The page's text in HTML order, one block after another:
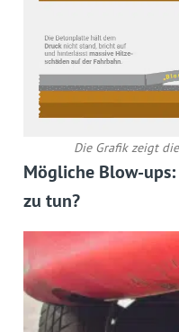
Die Grafik zeigt
Mögliche Blow-
zu tun?